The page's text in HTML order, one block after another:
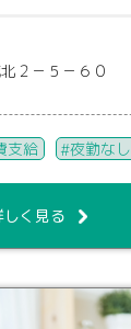
２－５－６０
支給 夜勤なし
しく見る